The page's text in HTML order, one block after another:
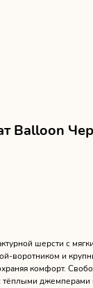
Balloon
шерсти с
воротником и
комфорт.
тёплыми